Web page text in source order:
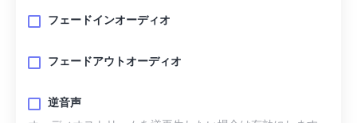
フェードインオーディオ
フェードアウトオーディオ
逆音声